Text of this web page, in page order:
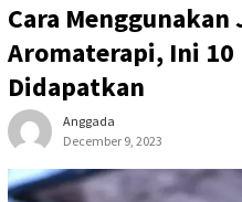
Cara
Aromaterapi, Ini 10
Didapatkan
Anggada
December 9, 2023